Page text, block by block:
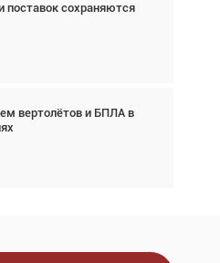
сохраняются
вертолётов и БПЛА в
трафик
актив. Подходите к
образом